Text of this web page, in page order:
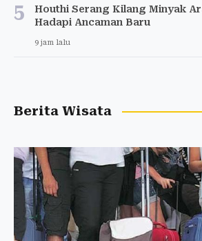
5
Houthi Serang Kilang Minyak
Hadapi Ancaman Baru
9 jam lalu
Berita Wisata